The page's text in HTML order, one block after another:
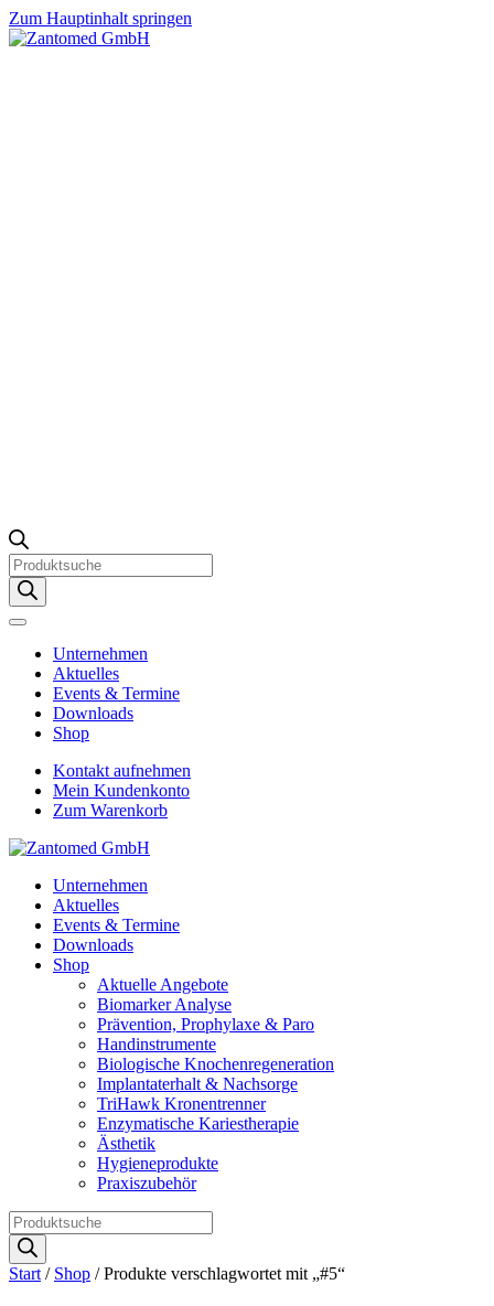
Zum Hauptinhalt springen
Products
search
Unternehmen
Aktuelles
Events & Termine
Downloads
Shop
Kontakt aufnehmen
Mein Kundenkonto
Zum Warenkorb
Unternehmen
Aktuelles
Events & Termine
Downloads
Shop
Aktuelle Angebote
Biomarker Analyse
Prävention, Prophylaxe & Paro
Handinstrumente
Biologische Knochenregeneration
Implantaterhalt & Nachsorge
TriHawk Kronentrenner
Enzymatische Kariestherapie
Ästhetik
Hygieneprodukte
Praxiszubehör
Products
search
Start / Shop / Produkte verschlagwortet mit „#5“